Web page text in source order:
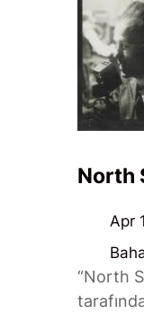
North
Apr
“North